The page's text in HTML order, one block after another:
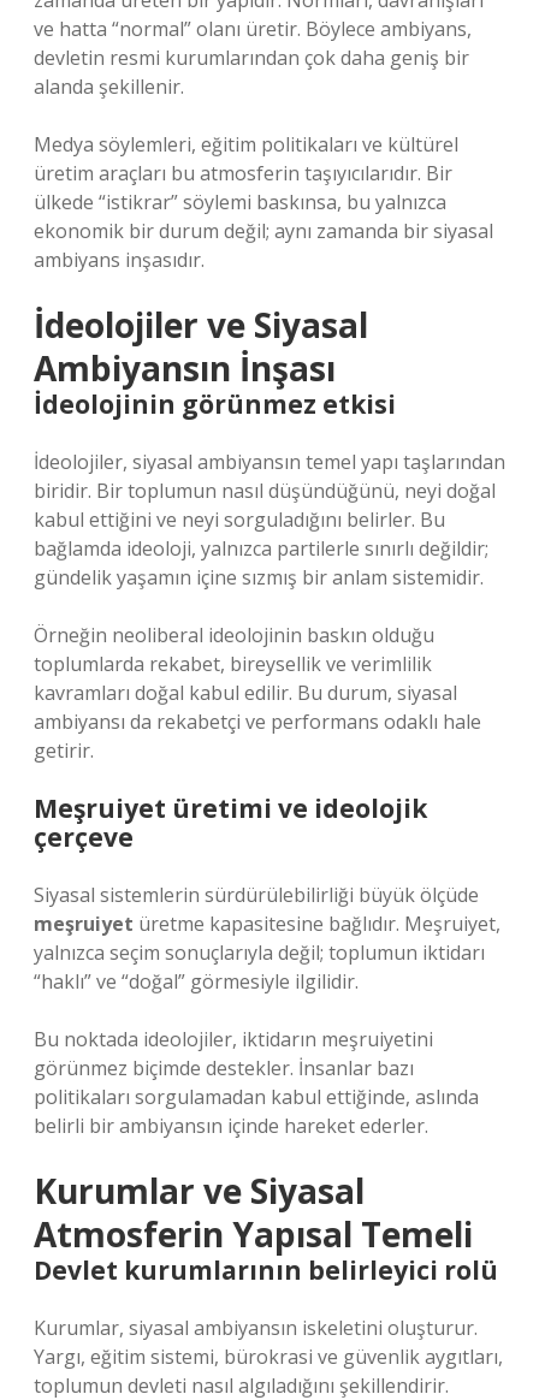
ve hatta “normal” olanı üretir. Böylece ambiyans,
devletin resmi kurumlarından çok daha geniş bir
alanda şekillenir.
Medya söylemleri, eğitim politikaları ve kültürel
üretim araçları bu atmosferin taşıyıcılarıdır. Bir
ülkede “istikrar” söylemi baskınsa, bu yalnızca
ekonomik bir durum değil; aynı zamanda bir siyasal
ambiyans inşasıdır.
İdeolojiler ve Siyasal
Ambiyansın İnşası
İdeolojinin görünmez etkisi
İdeolojiler, siyasal ambiyansın temel yapı taşlarından
biridir. Bir toplumun nasıl düşündüğünü, neyi doğal
kabul ettiğini ve neyi sorguladığını belirler. Bu
bağlamda ideoloji, yalnızca partilerle sınırlı değildir;
gündelik yaşamın içine sızmış bir anlam sistemidir.
Örneğin neoliberal ideolojinin baskın olduğu
toplumlarda rekabet, bireysellik ve verimlilik
kavramları doğal kabul edilir. Bu durum, siyasal
ambiyansı da rekabetçi ve performans odaklı hale
getirir.
Meşruiyet üretimi ve ideolojik
çerçeve
Siyasal sistemlerin sürdürülebilirliği büyük ölçüde
meşruiyet üretme kapasitesine bağlıdır. Meşruiyet,
yalnızca seçim sonuçlarıyla değil; toplumun iktidarı
“haklı” ve “doğal” görmesiyle ilgilidir.
Bu noktada ideolojiler, iktidarın meşruiyetini
görünmez biçimde destekler. İnsanlar bazı
politikaları sorgulamadan kabul ettiğinde, aslında
belirli bir ambiyansın içinde hareket ederler.
Kurumlar ve Siyasal
Atmosferin Yapısal Temeli
Devlet kurumlarının belirleyici rolü
Kurumlar, siyasal ambiyansın iskeletini oluşturur.
Yargı, eğitim sistemi, bürokrasi ve güvenlik aygıtları,
toplumun devleti nasıl algıladığını şekillendirir.